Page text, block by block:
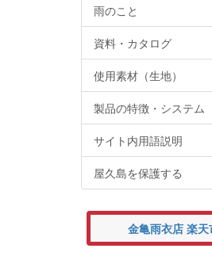
雨のこと
資料・カタログ
使用素材（生地）
製品の特徴・システム
サイト内用語説明
屋久島を保護する
金亀雨衣店 楽